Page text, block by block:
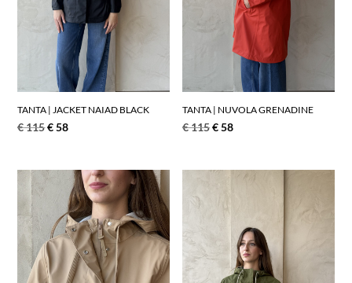
TANTA | JACKET NAIAD BLACK
€115€58
TANTA | NUVOLA GRENADINE
€115€58